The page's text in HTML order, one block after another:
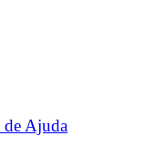
de Ajuda